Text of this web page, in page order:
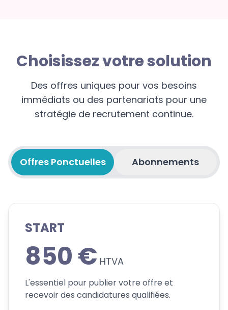
Choisissez votre solution
Des offres uniques pour vos besoins
immédiats ou des partenariats pour une
stratégie de recrutement continue.
Offres Ponctuelles Abonnements
START
850 € HTVA
L'essentiel pour publier votre offre et
recevoir des candidatures qualifiées.